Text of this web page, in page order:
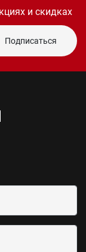
и скидках
Подписаться